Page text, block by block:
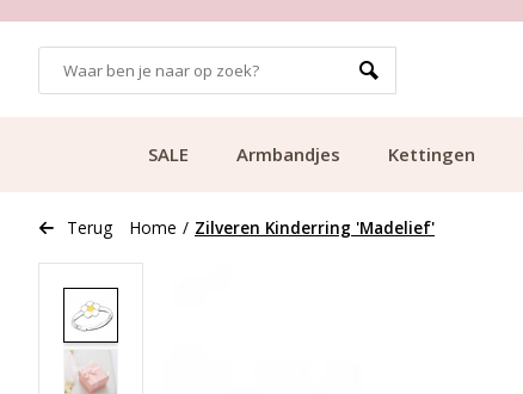
SALE Armbandjes Kettingen
Terug Home / Zilveren Kinderring 'Madelief'